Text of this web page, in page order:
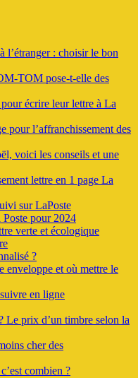
l’étranger : choisir le bon
TOM pose-t-elle des
écrire leur lettre à La
pour l’affranchissement des
voici les conseils et une
lettre en 1 page La
sur LaPoste
pour 2024
verte et écologique
?
enveloppe et où mettre le
en ligne
Le prix d’un timbre selon la
cher des
combien ?